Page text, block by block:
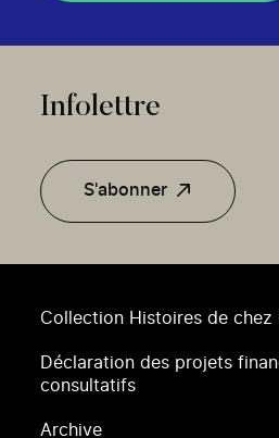
Collection Histoires de chez
Déclaration des projets
consultatifs
Archive
Infolettre
S'abonner